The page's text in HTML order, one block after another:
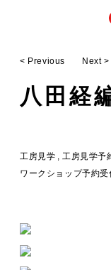
< Previous Next >
八田経
工房見学 工房見学予
ワークショップ予約受